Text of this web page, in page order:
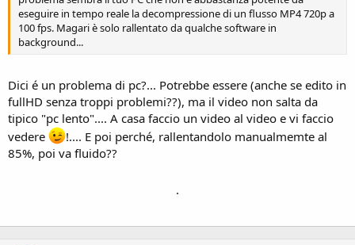
eseguire in tempo reale la decompressione di un flusso MP4 720p a
100 fps. Magari è solo rallentato da qualche software in
background...
Dici é un problema di pc?... Potrebbe essere (anche se edito in
fullHD senza troppi problemi??), ma il video non salta da
tipico "pc lento".... A casa faccio un video al video e vi faccio
vedere
!.... E poi perché, rallentandolo manualmemte al
85%, poi va fluido??
.